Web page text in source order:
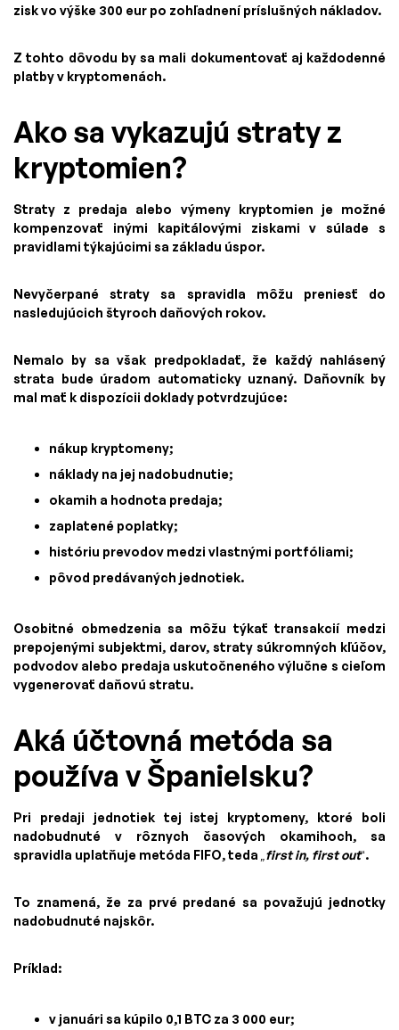
zisk vo výške 300 eur po zohľadnení príslušných nákladov.
Z tohto dôvodu by sa mali dokumentovať aj každodenné
platby v kryptomenách.
Ako sa vykazujú straty z
kryptomien?
Straty z predaja alebo výmeny kryptomien je možné
kompenzovať inými kapitálovými ziskami v súlade s
pravidlami týkajúcimi sa základu úspor.
Nevyčerpané straty sa spravidla môžu preniesť do
nasledujúcich štyroch daňových rokov.
Nemalo by sa však predpokladať, že každý nahlásený
strata bude úradom automaticky uznaný. Daňovník by
mal mať k dispozícii doklady potvrdzujúce:
nákup kryptomeny;
náklady na jej nadobudnutie;
okamih a hodnota predaja;
zaplatené poplatky;
históriu prevodov medzi vlastnými portfóliami;
pôvod predávaných jednotiek.
Osobitné obmedzenia sa môžu týkať transakcií medzi
prepojenými subjektmi, darov, straty súkromných kľúčov,
podvodov alebo predaja uskutočneného výlučne s cieľom
vygenerovať daňovú stratu.
Aká účtovná metóda sa
používa v Španielsku?
Pri predaji jednotiek tej istej kryptomeny, ktoré boli
nadobudnuté v rôznych časových okamihoch, sa
spravidla uplatňuje metóda FIFO, teda „first in, first out“.
To znamená, že za prvé predané sa považujú jednotky
nadobudnuté najskôr.
Príklad:
v januári sa kúpilo 0,1 BTC za 3 000 eur;